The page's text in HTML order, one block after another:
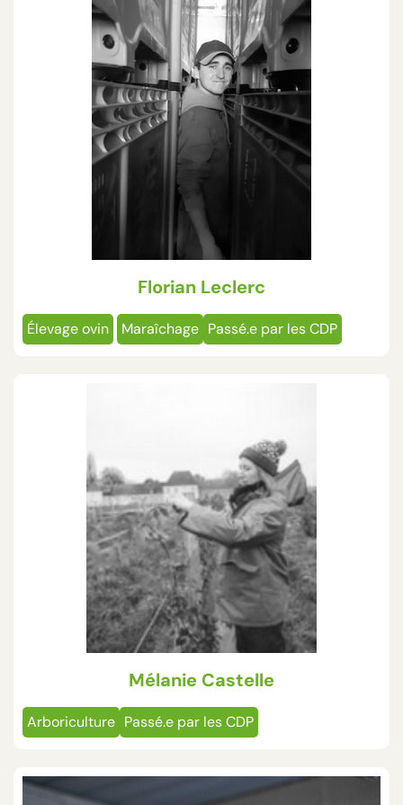
Florian Leclerc
Élevage ovin Maraîchage Passé.e par les CDP
Mélanie Castelle
Arboriculture Passé.e par les CDP